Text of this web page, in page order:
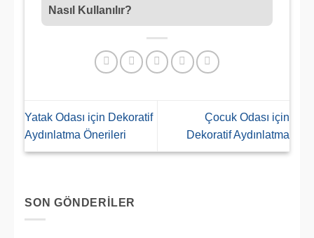
Nasıl Kullanılır?
Yatak Odası için Dekoratif
Aydınlatma Önerileri
Çocuk Odası için
Dekoratif Aydınlatma
SON GÖNDERILER